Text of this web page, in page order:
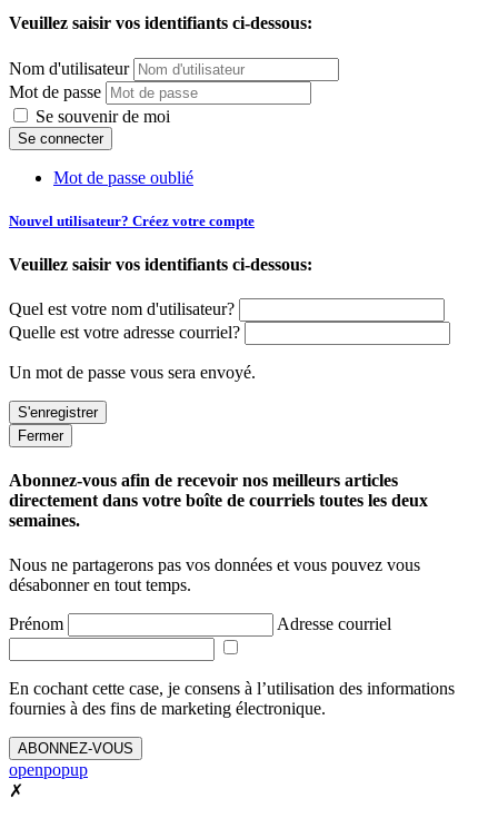
Veuillez saisir vos identifiants ci-dessous:
Nom d'utilisateur
Mot de passe
Se souvenir de moi
Mot de passe oublié
Nouvel utilisateur? Créez votre compte
Veuillez saisir vos identifiants ci-dessous:
Quel est votre nom d'utilisateur?
Quelle est votre adresse courriel?
Un mot de passe vous sera envoyé.
Fermer
Abonnez-vous afin de recevoir nos meilleurs articles
directement dans votre boîte de courriels toutes les deux
semaines.
Nous ne partagerons pas vos données et vous pouvez vous
désabonner en tout temps.
Prénom Adresse courriel
En cochant cette case, je consens à l’utilisation des informations
fournies à des fins de marketing électronique.
ABONNEZ-VOUS
openpopup
✗